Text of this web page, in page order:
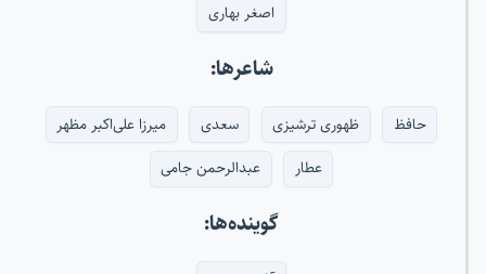
اصغر بهاری
شاعرها:
حافظ ظهوری ترشیزی سعدی
میرزا علی‌اکبر مظهر
عطار
عبدالرحمن جامی
گوینده‌ها: